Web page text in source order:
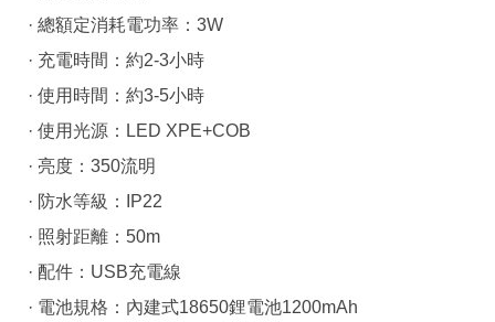
· 總額定消耗電功率：3W
· 充電時間：約2-3小時
· 使用時間：約3-5小時
· 使用光源：LED XPE+COB
· 亮度：350流明
· 防水等級：IP22
· 照射距離：50m
· 配件：USB充電線
· 電池規格：內建式18650鋰電池1200mAh